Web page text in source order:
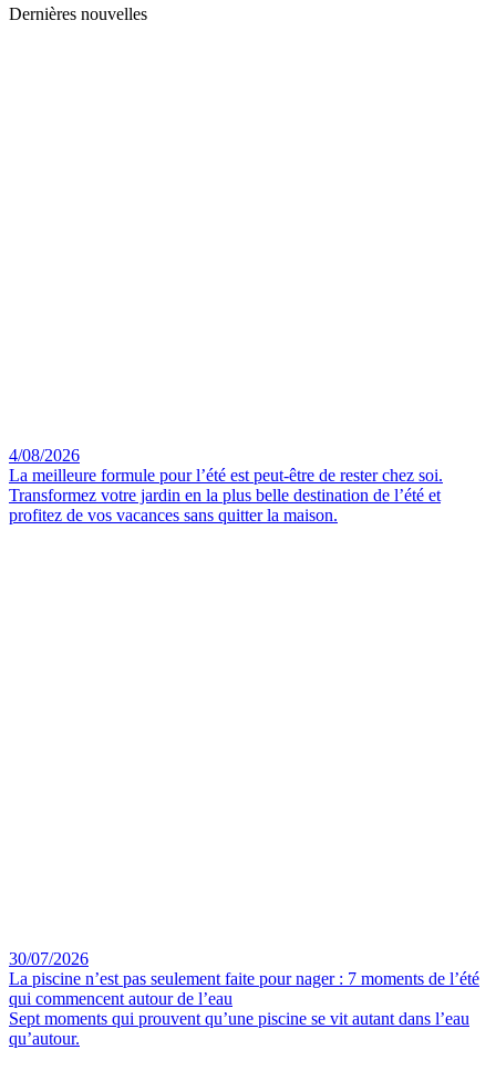
Dernières nouvelles
4/08/2026
La meilleure formule pour l’été est peut-être de rester chez soi.
Transformez votre jardin en la plus belle destination de l’été et
profitez de vos vacances sans quitter la maison.
30/07/2026
La piscine n’est pas seulement faite pour nager : 7 moments de l’été
qui commencent autour de l’eau
Sept moments qui prouvent qu’une piscine se vit autant dans l’eau
qu’autour.